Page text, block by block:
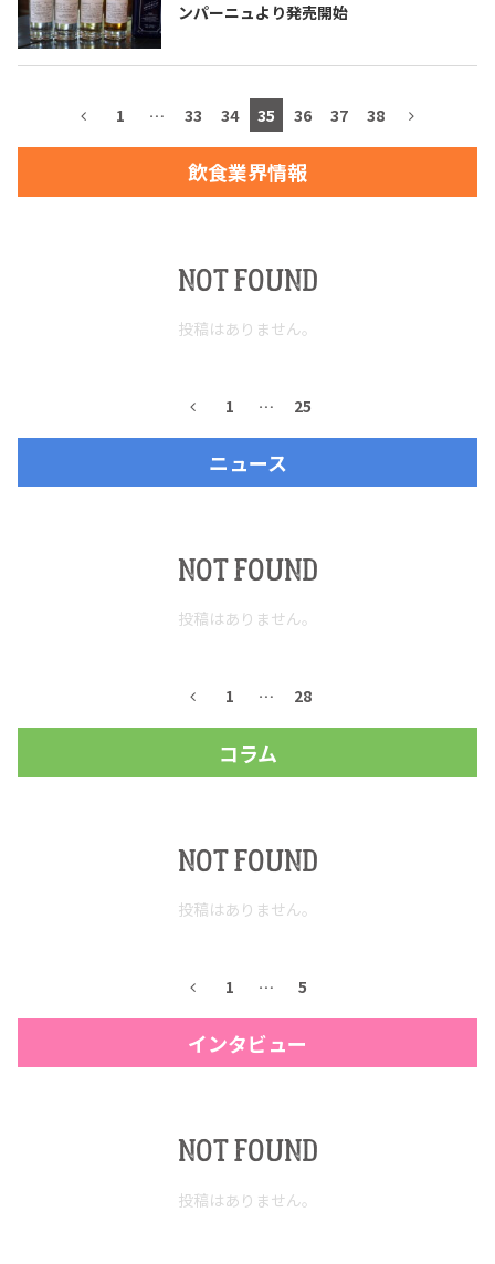
TEQUILA JOURNAL
About テキーラとは
トピックス
テキーラ・メスカルが 飲めるバー
プライバシーポリシー
ンパーニュより発売開始
1 … 33 34 35 36 37 38
飲食業界情報
NOT FOUND
投稿はありません。
1 … 25
ニュース
NOT FOUND
投稿はありません。
1 … 28
コラム
NOT FOUND
投稿はありません。
1 … 5
インタビュー
NOT FOUND
投稿はありません。